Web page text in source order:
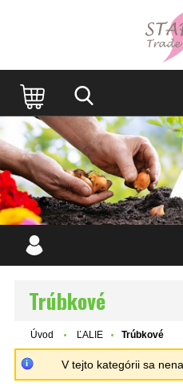
Trúbkové
Úvod ĽALIE Trúbkové
V tejto kategórii sa